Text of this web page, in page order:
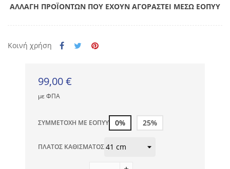
ΑΛΛΑΓΗ ΠΡΟΪΟΝΤΩΝ ΠΟΥ ΕΧΟΥΝ ΑΓΟΡΑΣΤΕΙ ΜΕΣΩ ΕΟΠΥΥ
Κοινή χρήση
99,00 €
με ΦΠΑ
ΣΥΜΜΕΤΟΧΉ ΜΕ ΕΟΠΥΥ 0% 25%
ΠΛΆΤΟΣ ΚΑΘΊΣΜΑΤΟΣ